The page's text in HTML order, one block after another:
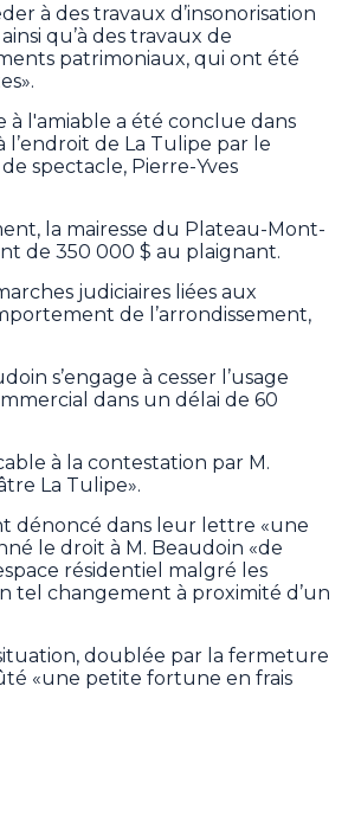
à des travaux d’insonorisation
qu’à des travaux de
patrimoniaux, qui ont été
à l'amiable a été conclue dans
de La Tulipe par le
spectacle, Pierre-Yves
la mairesse du Plateau-Mont-
de 350 000 $ au plaignant.
judiciaires liées aux
de l’arrondissement,
s’engage à cesser l’usage
dans un délai de 60
à la contestation par M.
La Tulipe».
dénoncé dans leur lettre «une
le droit à M. Beaudoin «de
résidentiel malgré les
tel changement à proximité d’un
doublée par la fermeture
«une petite fortune en frais